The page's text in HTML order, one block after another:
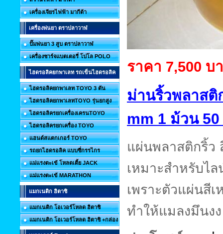
เครื่องเจียรไฟฟ้า มากีต้า
เครื่องพ่นยา ตราปลาวาฬ
ปั๊มพ่นยา 3 สูบ ตราปลาวาฬ
เครื่องชาร์จแบตเตอรี่ โปโล POLO
ไฮดรอลิคยกพาเลท รถเข็นไฮดรอลิค
ไฮดรอลิคยกพาเลท TOYO 3 ตัน
ไฮดรอลิคยกพาเลทTOYO รุ่นยกสูง
ไฮดรอลิครยกเครื่องเครนTOYO
ไฮดรอลิครยกเครื่อง TOYO
แฮนด์สแตกเกอร์ TOYO
รถยกไฮดรอลิค แบบซี่กรรไกร
แม่แรงตะเข้ โหลดเตี้ย JACK
แม่แรงตะเข้ MARATHON
แมกเนติก ฮิตาชิ
แมกเนติก โอเวอร์โหลด ฮิตาชิ
แมกเนติก โอเวอร์โหลด ฮิตาชิ +กล่อง
ราคา 7,500 บ
ม่านริ้วพลาสติ
mm 1 ม้วน 50
แผ่นพลาสติกริ้ว
เหมาะสำหรับไ
เพราะตัวแผ่นสี
ทำให้แมลงมึนง